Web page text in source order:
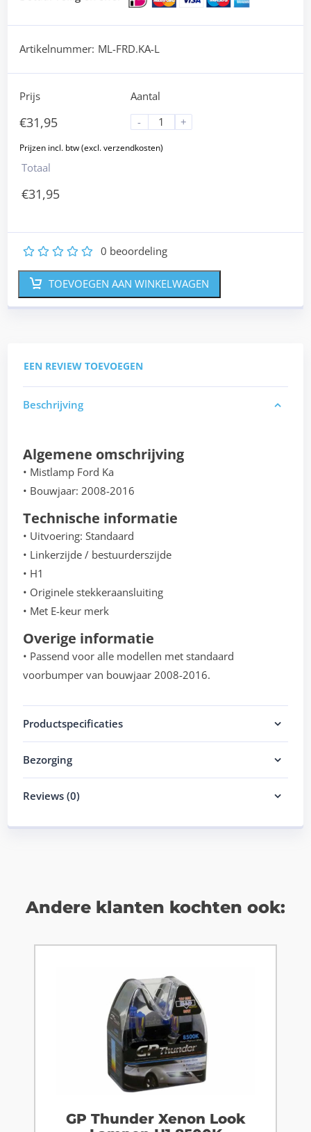
Artikelnummer: ML-FRD.KA-L
Prijs
€31,95
Aantal
-
+
Totaal
€31,95
5
4
3
2 0 beoordeling
TOEVOEGEN AAN WINKELWAGEN
EEN REVIEW TOEVOEGEN
Beschrijving
Algemene omschrijving
• Mistlamp Ford Ka
• Bouwjaar: 2008-2016
Technische informatie
• Uitvoering: Standaard
• Linkerzijde / bestuurderszijde
• H1
• Originele stekkeraansluiting
• Met E-keur merk
Overige informatie
• Passend voor alle modellen met standaard
voorbumper van bouwjaar 2008-2016.
Productspecificaties
Bezorging
Reviews (0)
Andere klanten kochten ook:
GP Thunder Xenon Look